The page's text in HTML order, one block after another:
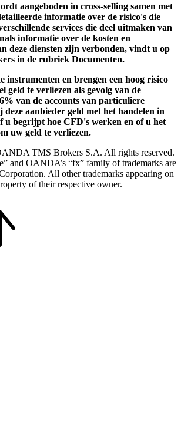
aangeboden in cross-selling samen met
informatie over de risico's die
services die deel uitmaken van
informatie over de kosten en
deze diensten zijn verbonden, vindt u op
in de rubriek Documenten.
instrumenten en brengen een hoog risico
geld te verliezen als gevolg van de
van de accounts van particuliere
deze aanbieder geld met het handelen in
u begrijpt hoe CFD's werken en of u het
uw geld te verliezen.
TMS Brokers S.A. All rights reserved.
and OANDA’s “fx” family of trademarks are
All other trademarks appearing on
of their respective owner.